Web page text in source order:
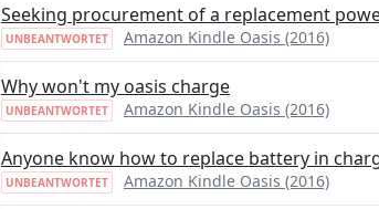
Seeking procurement of a replacement
UNBEANTWORTET Amazon Kindle Oasis (2016)
Why won't my oasis charge
UNBEANTWORTET Amazon Kindle Oasis (2016)
Anyone know how to replace battery in
UNBEANTWORTET Amazon Kindle Oasis (2016)